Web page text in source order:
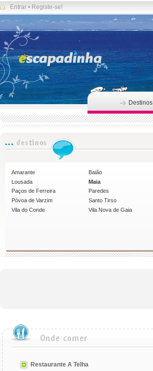
Entrar • Registe-se!
Destinos
Amarante Baião
Lousada
Maia
Paços de Ferreira
Paredes
Póvoa de Varzim
Santo Tirso
Vila do Conde
Vila Nova de Gaia
Restaurante A Telha